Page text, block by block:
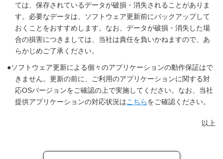
ては、保存されているデータが破損・消失されることがありま
す。必要なデータは、ソフトウェア更新前にバックアップして
おくことをおすすめします。なお、データが破損・消失した場
合の損害につきましては、当社は責任を負いかねますので、あ
らかじめご了承ください。
ソフトウェア更新による個々のアプリケーションの動作保証はで
きません。更新の前に、ご利用のアプリケーションに関する対
応OSバージョンをご確認の上で実施してください。なお、当社
提供アプリケーションの対応状況はこちらをご確認ください。
以上